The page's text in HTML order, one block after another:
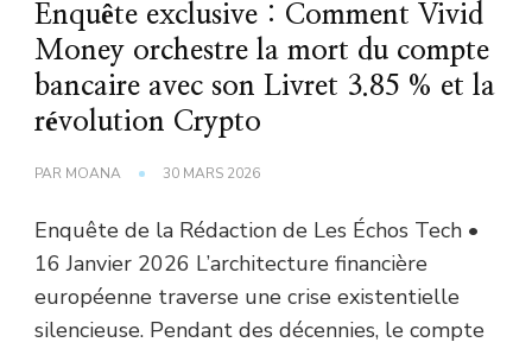
Enquête exclusive : Comment Vivid
Money orchestre la mort du compte
bancaire avec son Livret 3.85 % et la
révolution Crypto
PAR MOANA 30 MARS 2026
Enquête de la Rédaction de Les Échos Tech •
16 Janvier 2026 L’architecture financière
européenne traverse une crise existentielle
silencieuse. Pendant des décennies, le compte